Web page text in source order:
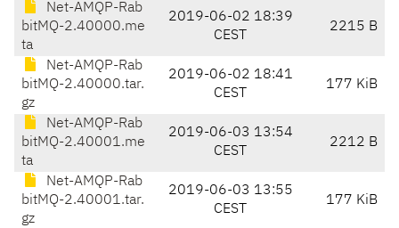
Net-AMQP-Rab
bitMQ-2.40000.me
ta
2019-06-02 18:39
CEST
2215 B
Net-AMQP-Rab
bitMQ-2.40000.tar.
gz
2019-06-02 18:41
CEST
177 KiB
Net-AMQP-Rab
bitMQ-2.40001.me
ta
2019-06-03 13:54
CEST
2212 B
Net-AMQP-Rab
bitMQ-2.40001.tar.
gz
2019-06-03 13:55
CEST
177 KiB